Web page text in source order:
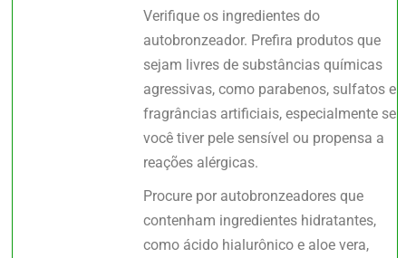
Verifique os ingredientes do
autobronzeador. Prefira produtos que
sejam livres de substâncias químicas
agressivas, como parabenos, sulfatos e
fragrâncias artificiais, especialmente se
você tiver pele sensível ou propensa a
reações alérgicas.
Procure por autobronzeadores que
contenham ingredientes hidratantes,
como ácido hialurônico e aloe vera,